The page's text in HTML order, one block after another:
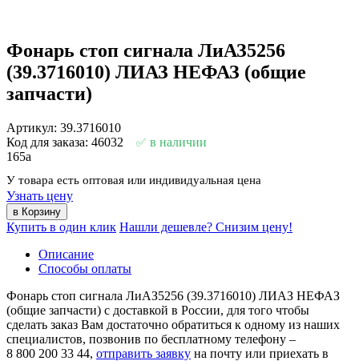
Фонарь стоп сигнала ЛиАЗ5256
(39.3716010) ЛИАЗ НЕФАЗ (общие
запчасти)
Артикул: 39.3716010
Код для заказа: 46032
в наличии
165a
У товара есть оптовая или индивидуальная цена
Узнать цену
Купить в один клик Нашли дешевле? Снизим цену!
Описание
Способы оплаты
Фонарь стоп сигнала ЛиАЗ5256 (39.3716010) ЛИАЗ НЕФАЗ
(общие запчасти) с доставкой в России, для того чтобы
сделать заказ Вам достаточно обратиться к одному из наших
специалистов, позвонив по бесплатному телефону –
8 800 200 33 44, отправить заявку на почту или приехать в